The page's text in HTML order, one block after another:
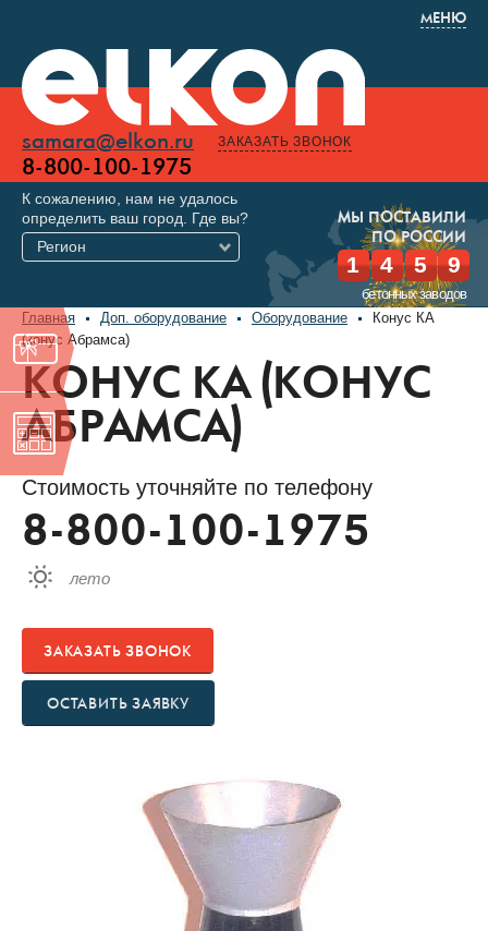
МЕНЮ
samara@elkon.ru
8-800-100-1975
ЗАКАЗАТЬ ЗВОНОК
МЫ ПОСТАВИЛИ
ПО РОССИИ
1 4 5 9
бетонных заводов
К сожалению, нам не удалось
определить ваш город. Где вы?
Регион
Главная Доп. оборудование Оборудование
Конус КА
(конуc Абрамса)
КОНУС КА (КОНУC
АБРАМСА)
Стоимость уточняйте по телефону
8-800-100-1975
лето
ЗАКАЗАТЬ ЗВОНОК
ОСТАВИТЬ ЗАЯВКУ